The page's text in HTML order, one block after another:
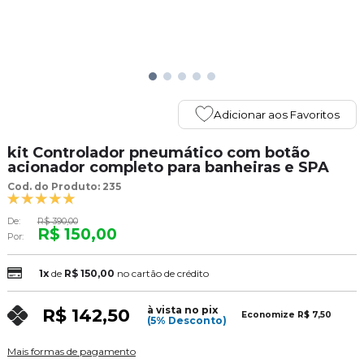
Adicionar aos Favoritos
kit Controlador pneumático com botão
acionador completo para banheiras e SPA
Cod. do Produto: 235
De:
R$ 390,00
Por:
R$ 150,00
1xde R$ 150,00 no cartão de crédito
R$ 142,50
à vista no pix
(5% Desconto)
Economize R$ 7,50
Mais formas de pagamento